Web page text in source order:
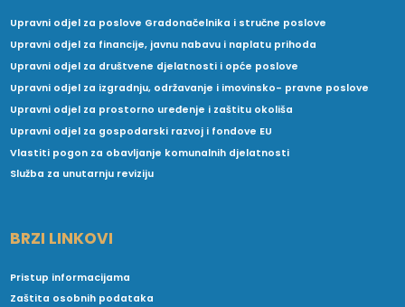
Upravni odjel za poslove Gradonačelnika i stručne poslove
Upravni odjel za financije, javnu nabavu i naplatu prihoda
Upravni odjel za društvene djelatnosti i opće poslove
Upravni odjel za izgradnju, održavanje i imovinsko- pravne poslove
Upravni odjel za prostorno uređenje i zaštitu okoliša
Upravni odjel za gospodarski razvoj i fondove EU
Vlastiti pogon za obavljanje komunalnih djelatnosti
Služba za unutarnju reviziju
BRZI LINKOVI
Pristup informacijama
Zaštita osobnih podataka